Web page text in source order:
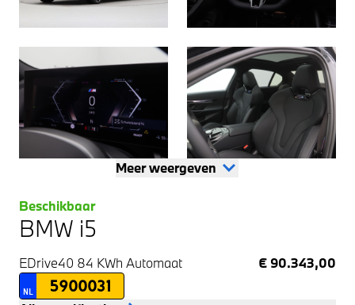
Meer weergeven
Beschikbaar
BMW i5
EDrive40 84 KWh Automaat € 90.343,00
NL 5900031